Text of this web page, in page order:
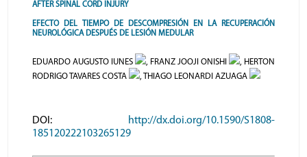
AFTER SPINAL CORD INJURY
EFECTO DEL TIEMPO DE DESCOMPRESIÓN EN LA RECUPERACIÓN
NEUROLÓGICA DESPUÉS DE LESIÓN MEDULAR
EDUARDO AUGUSTO IUNES , FRANZ JOOJI ONISHI
, HERTON
RODRIGO TAVARES COSTA
, THIAGO LEONARDI AZUAGA
DOI:
http://dx.doi.org/10.1590/S1808-
185120222103265129